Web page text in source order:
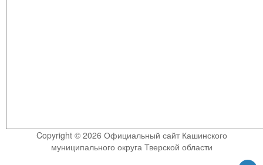
Copyright © 2026 Официальный сайт Кашинского
муниципального округа Тверской области